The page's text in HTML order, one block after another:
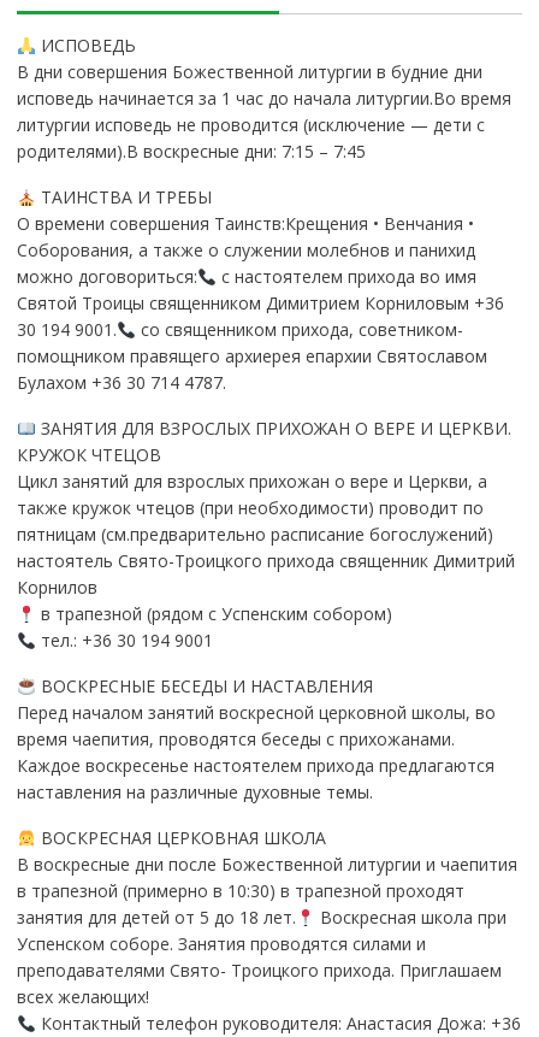
ИСПОВЕДЬ
В дни совершения Божественной литургии в будние дни
исповедь начинается за 1 час до начала литургии.Во время
литургии исповедь не проводится (исключение — дети с
родителями).В воскресные дни: 7:15 – 7:45
ТАИНСТВА И ТРЕБЫ
О времени совершения Таинств:Крещения • Венчания •
Соборования, а также о служении молебнов и панихид
можно договориться:
с настоятелем прихода во имя
Святой Троицы священником Димитрием Корниловым +36
30 194 9001.
со священником прихода, советником-
помощником правящего архиерея епархии Святославом
Булахом +36 30 714 4787.
ЗАНЯТИЯ ДЛЯ ВЗРОСЛЫХ ПРИХОЖАН О ВЕРЕ И ЦЕРКВИ.
КРУЖОК ЧТЕЦОВ
Цикл занятий для взрослых прихожан о вере и Церкви, а
также кружок чтецов (при необходимости) проводит по
пятницам (см.предварительно расписание богослужений)
настоятель Свято-Троицкого прихода священник Димитрий
Корнилов
в трапезной (рядом с Успенским собором)
тел.: +36 30 194 9001
ВОСКРЕСНЫЕ БЕСЕДЫ И НАСТАВЛЕНИЯ
Перед началом занятий воскресной церковной школы, во
время чаепития, проводятся беседы с прихожанами.
Каждое воскресенье настоятелем прихода предлагаются
наставления на различные духовные темы.
ВОСКРЕСНАЯ ЦЕРКОВНАЯ ШКОЛА
В воскресные дни после Божественной литургии и чаепития
в трапезной (примерно в 10:30) в трапезной проходят
занятия для детей от 5 до 18 лет.
Воскресная школа при
Успенском соборе. Занятия проводятся силами и
преподавателями Свято- Троицкого прихода. Приглашаем
всех желающих!
Контактный телефон руководителя: Анастасия Дожа: +36